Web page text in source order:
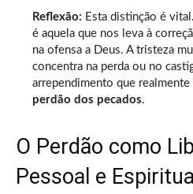
Reflexão: Esta distinção é
é aquela que nos leva à
na ofensa a Deus. A tristeza
concentra na perda ou no
arrependimento que
perdão dos pecados.
O Perdão como
Pessoal e Espiritual